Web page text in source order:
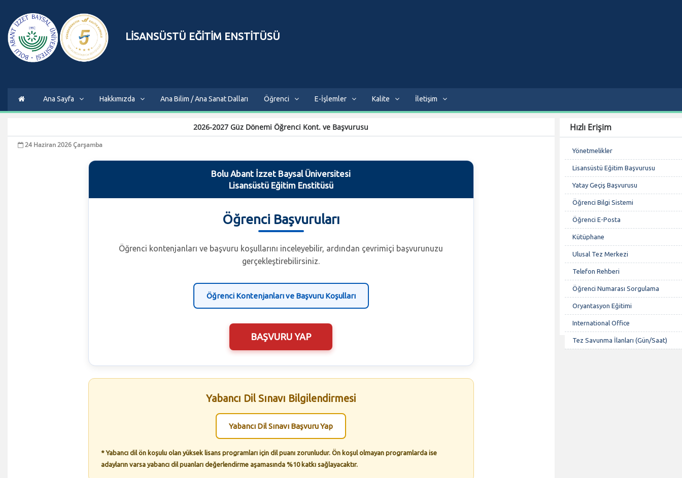
LİSANSÜSTÜ EĞİTİM ENSTİTÜSÜ
Ana Sayfa Hakkımızda Ana Bilim / Ana Sanat Dalları Öğrenci E-İşlemler Kalite İletişim
2026-2027 Güz Dönemi Öğrenci Kont. ve Başvurusu
24 Haziran 2026 Çarşamba
Bolu Abant İzzet Baysal Üniversitesi
Lisansüstü Eğitim Enstitüsü
Öğrenci Başvuruları
Öğrenci kontenjanları ve başvuru koşullarını inceleyebilir, ardından çevrimiçi başvurunuzu
gerçekleştirebilirsiniz.
Öğrenci Kontenjanları ve Başvuru Koşulları
BAŞVURU YAP
Yabancı Dil Sınavı Bilgilendirmesi
Yabancı Dil Sınavı Başvuru Yap
* Yabancı dil ön koşulu olan yüksek lisans programları için dil puanı zorunludur. Ön koşul olmayan programlarda ise
adayların varsa yabancı dil puanları değerlendirme aşamasında %10 katkı sağlayacaktır.
Hızlı Erişim
Yönetmelikler
Lisansüstü Eğitim Başvurusu
Yatay Geçiş Başvurusu
Öğrenci Bilgi Sistemi
Öğrenci E-Posta
Kütüphane
Ulusal Tez Merkezi
Telefon Rehberi
Öğrenci Numarası Sorgulama
Oryantasyon Eğitimi
International Office
Tez Savunma İlanları (Gün/Saat)